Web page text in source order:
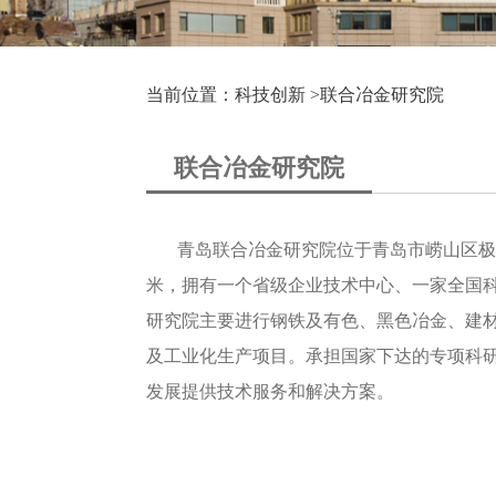
当前位置：科技创新 >联合冶金研究院
联合冶金研究院
青岛联合冶金研究院位于青岛市崂山区
米，拥有一个省级企业技术中心、一家全国
研究院主要进行钢铁及有色、黑色冶金、建
及工业化生产项目。承担国家下达的专项科
发展提供技术服务和解决方案。